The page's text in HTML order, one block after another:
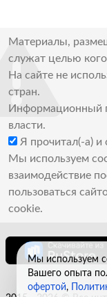
Материалы,
служат целью
На сайте не
стран.
Информационный
власти.
Я прочитал(-а) и
Мы используем
взаимодействие
пользоваться
cookie.
Мы используем
Вашего опыта
офертой,